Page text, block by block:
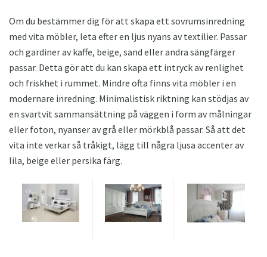
Om du bestämmer dig för att skapa ett sovrumsinredning
med vita möbler, leta efter en ljus nyans av textilier. Passar
och gardiner av kaffe, beige, sand eller andra sängfärger
passar. Detta gör att du kan skapa ett intryck av renlighet
och friskhet i rummet. Mindre ofta finns vita möbler i en
modernare inredning. Minimalistisk riktning kan stödjas av
en svartvit sammansättning på väggen i form av målningar
eller foton, nyanser av grå eller mörkblå passar. Så att det
vita inte verkar så tråkigt, lägg till några ljusa accenter av
lila, beige eller persika färg.